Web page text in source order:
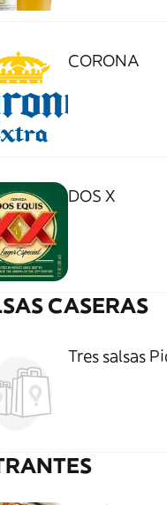
CORONA
DOS X
CASERAS
Tres salsas